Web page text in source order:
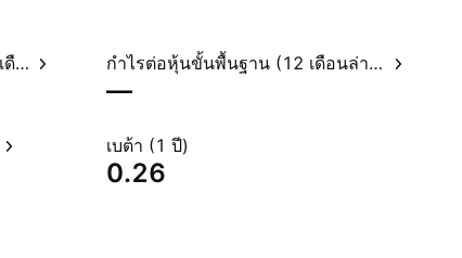
อัตราส่วนราคาต่อกำไรสุทธิ (12 เดือนล่าสุด) กำไรต่อหุ้นขั้นพื้นฐาน (12 เดือนล่าสุด)
—
เบต้า (1 ปี)
0.26